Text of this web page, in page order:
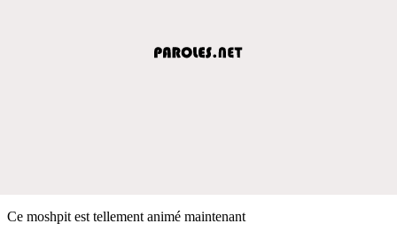
Ce moshpit est tellement animé maintenant